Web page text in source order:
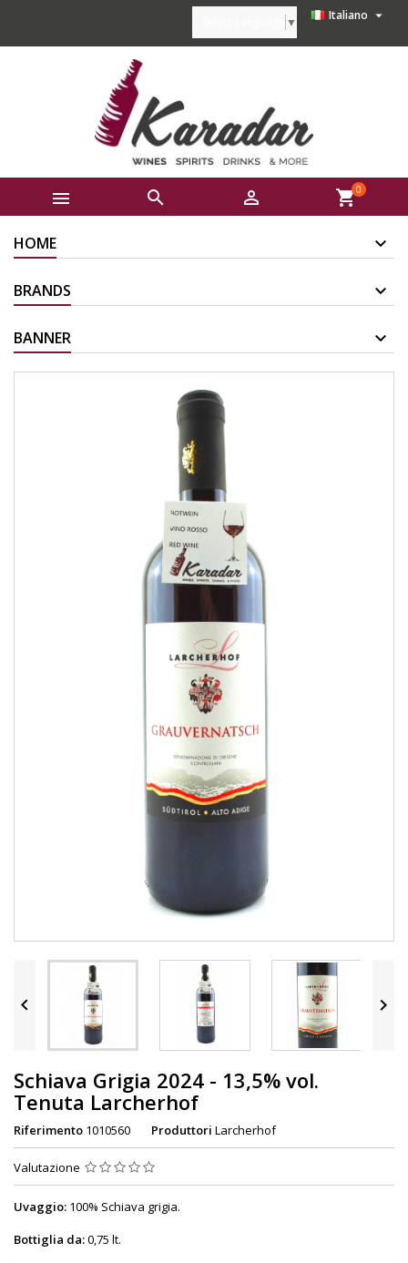
Italiano 
▼
   shopping_cart0
HOME
BRANDS
BANNER
 
Schiava Grigia 2024 - 13,5% vol.
Tenuta Larcherhof
Riferimento 1010560 Produttori Larcherhof
Valutazione
Uvaggio: 100% Schiava grigia.
Bottiglia da:0,75 lt.